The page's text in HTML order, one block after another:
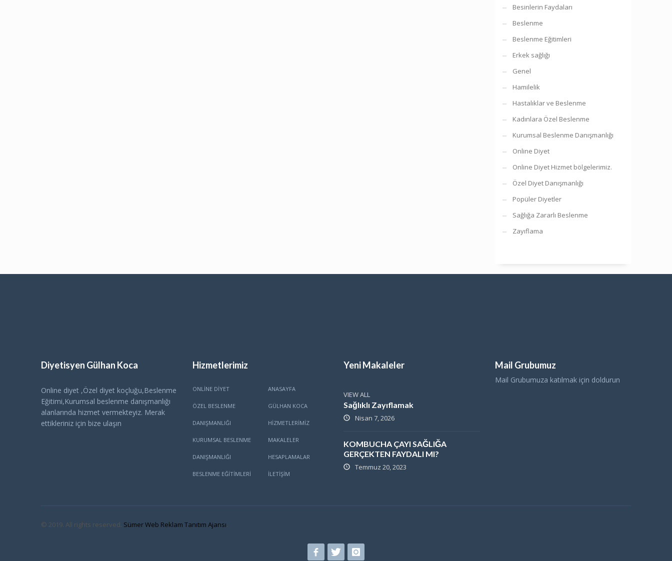
Besinlerin Faydaları
Beslenme
Beslenme Eğitimleri
Erkek sağlığı
Genel
Hamilelik
Hastalıklar ve Beslenme
Kadınlara Özel Beslenme
Kurumsal Beslenme Danışmanlığı
Online Diyet
Online Diyet Hizmet bölgelerimiz.
Özel Diyet Danışmanlığı
Popüler Diyetler
Sağlığa Zararlı Beslenme
Zayıflama
Diyetisyen Gülhan Koca
Online diyet ,Özel diyet koçluğu,Beslenme
Eğitimi,Kurumsal beslenme danışmanlığı
alanlarında hizmet vermekteyiz. Merak
ettikleriniz için bize ulaşın
Hizmetlerimiz
ONLINE DIYET
ÖZEL BESLENME
DANIŞMANLIĞI
KURUMSAL BESLENME
DANIŞMANLIĞI
BESLENME EĞITIMLERI
ANASAYFA
GÜLHAN KOCA
HİZMETLERİMİZ
MAKALELER
HESAPLAMALAR
İLETİŞİM
Yeni Makaleler
VIEW ALL
Sağlıklı Zayıflamak
Nisan 7, 2026
KOMBUCHA ÇAYI SAĞLIĞA
GERÇEKTEN FAYDALI MI?
Temmuz 20, 2023
Mail Grubumuz
Mail Grubumuza katılmak için doldurun
© 2019. All rights reserved. Sümer Web Reklam Tanıtım Ajansı.